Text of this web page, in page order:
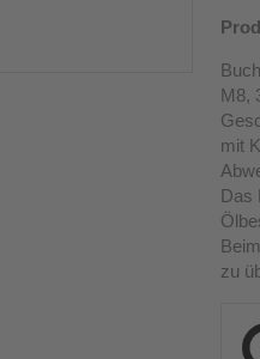
M8,
mit
Das
zu